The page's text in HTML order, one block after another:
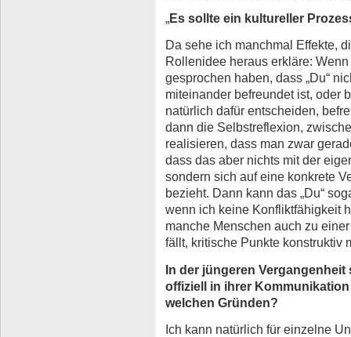
„Es sollte ein kultureller
Da sehe ich manchmal Effekte,
Rollenidee heraus erkläre:
gesprochen haben, dass „Du“
miteinander befreundet ist, oder
natürlich dafür entscheiden,
dann die Selbstreflexion,
realisieren, dass man zwar
dass das aber nichts mit der
sondern sich auf eine konkrete
bezieht. Dann kann das „Du“
wenn ich keine Konfliktfähigkeit
manche Menschen auch zu
fällt, kritische Punkte konstruktiv
In der jüngeren
offiziell in ihrer
welchen Gründen?
Ich kann natürlich für einzelne